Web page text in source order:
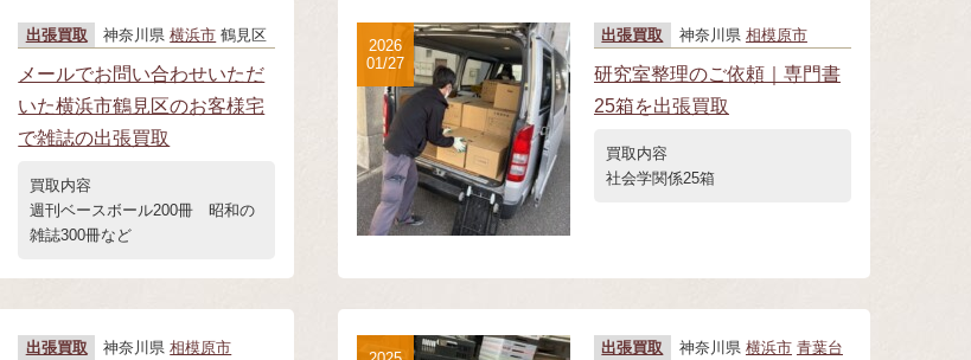
出張買取 神奈川県横浜市 鶴見区
メールでお問い合わせいただ
いた横浜市鶴見区のお客様宅
で雑誌の出張買取
買取内容
週刊ベースボール200冊 昭和の
雑誌300冊など
出張買取 神奈川県 相模原市
研究室整理のご依頼｜専門書
25箱を出張買取
買取内容
社会学関係25箱
2026
01/27
出張買取 神奈川県相模原市 出張買取 神奈川県 横浜市 青葉台